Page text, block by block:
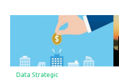
Data Strategic